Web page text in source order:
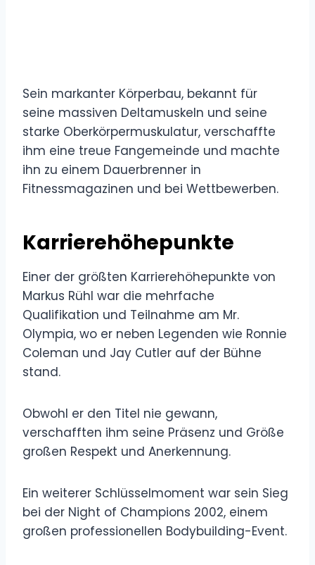
Sein markanter Körperbau, bekannt für
seine massiven Deltamuskeln und seine
starke Oberkörpermuskulatur, verschaffte
ihm eine treue Fangemeinde und machte
ihn zu einem Dauerbrenner in
Fitnessmagazinen und bei Wettbewerben.
Karrierehöhepunkte
Einer der größten Karrierehöhepunkte von
Markus Rühl war die mehrfache
Qualifikation und Teilnahme am Mr.
Olympia, wo er neben Legenden wie Ronnie
Coleman und Jay Cutler auf der Bühne
stand.
Obwohl er den Titel nie gewann,
verschafften ihm seine Präsenz und Größe
großen Respekt und Anerkennung.
Ein weiterer Schlüsselmoment war sein Sieg
bei der Night of Champions 2002, einem
großen professionellen Bodybuilding-Event.